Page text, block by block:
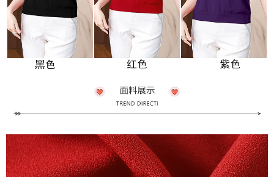
國家/地區配送 查看運費